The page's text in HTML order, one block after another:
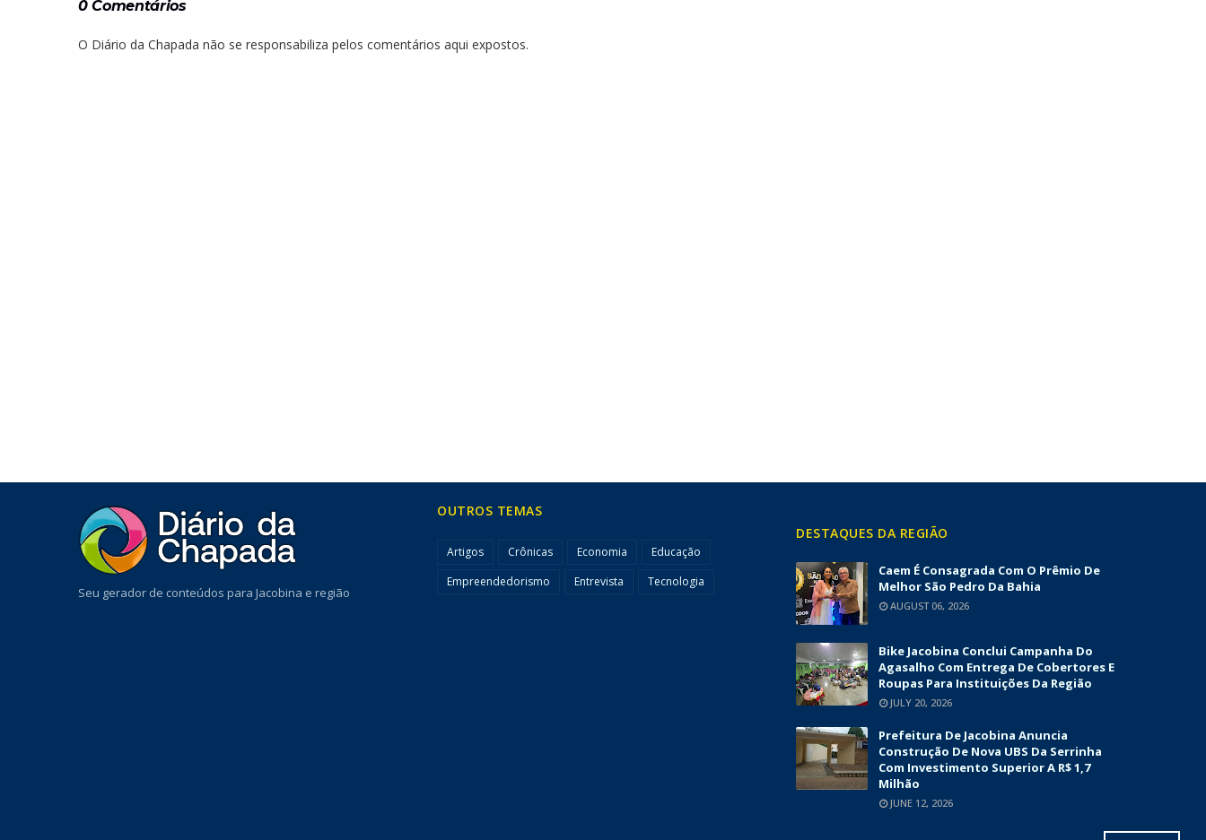
0 Comentários
O Diário da Chapada não se responsabiliza pelos comentários aqui expostos.
Seu gerador de conteúdos para Jacobina e região
OUTROS TEMAS
Artigos Crônicas Economia
Educação
Empreendedorismo
Entrevista Tecnologia
DESTAQUES DA REGIÃO
Caem É Consagrada Com O Prêmio De
Melhor São Pedro Da Bahia
AUGUST 06, 2026
Bike Jacobina Conclui Campanha Do
Agasalho Com Entrega De Cobertores E
Roupas Para Instituições Da Região
JULY 20, 2026
Prefeitura De Jacobina Anuncia
Construção De Nova UBS Da Serrinha
Com Investimento Superior A R$ 1,7
Milhão
JUNE 12, 2026